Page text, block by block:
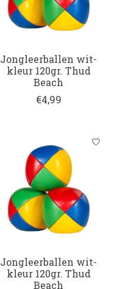
Jongleerballen wit-
kleur 120gr. Thud
Beach
€4,99
Jongleerballen wit-
kleur 120gr. Thud
Beach